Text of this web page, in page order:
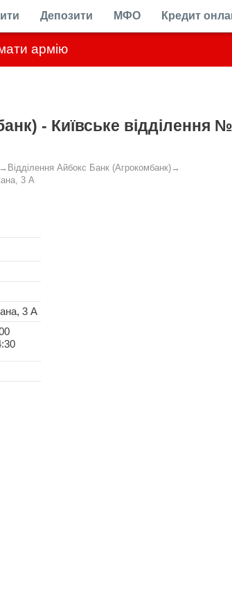
армію
Депозити МФО Кредит
- Київське відділення
→ Відділення Айбокс Банк (Агрокомбанк)→
3 А
3 А